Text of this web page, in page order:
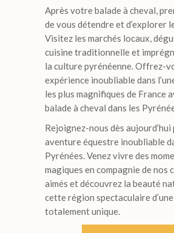
Après votre balade à cheval,
de vous détendre et d’explorer
Visitez les marchés locaux,
cuisine traditionnelle et
la culture pyrénéenne. Offrez-
expérience inoubliable dans
les plus magnifiques de France
balade à cheval dans les
Rejoignez-nous dès aujourd’hui
aventure équestre inoubliable
Pyrénées. Venez vivre des
magiques en compagnie de nos
aimés et découvrez la beauté
cette région spectaculaire
totalement unique.